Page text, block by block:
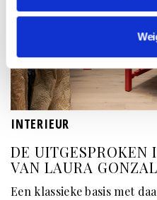
INTERIEUR
DE UITGESPROKEN
VAN LAURA
Een klassieke basis met